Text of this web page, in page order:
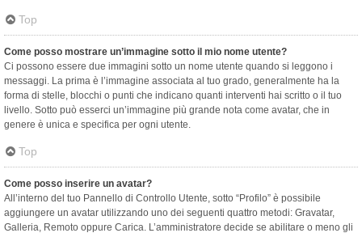
Top
Come posso mostrare un’immagine sotto il mio nome utente?
Ci possono essere due immagini sotto un nome utente quando si leggono i
messaggi. La prima è l’immagine associata al tuo grado, generalmente ha la
forma di stelle, blocchi o punti che indicano quanti interventi hai scritto o il tuo
livello. Sotto può esserci un’immagine più grande nota come avatar, che in
genere è unica e specifica per ogni utente.
Top
Come posso inserire un avatar?
All’interno del tuo Pannello di Controllo Utente, sotto “Profilo” è possibile
aggiungere un avatar utilizzando uno dei seguenti quattro metodi: Gravatar,
Galleria, Remoto oppure Carica. L’amministratore decide se abilitare o meno gli